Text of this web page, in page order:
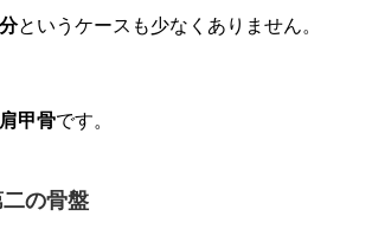
というケースも少なくありません。
肩甲骨です。
の骨盤